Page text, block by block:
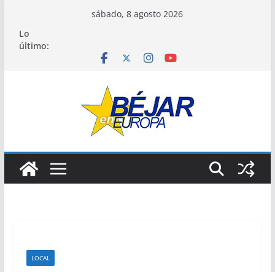
contenido
sábado, 8 agosto 2026
Lo
último:
LOCAL